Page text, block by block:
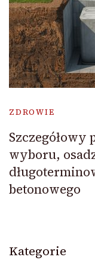
ZDROWIE
wyboru,
betonowego
Kategorie